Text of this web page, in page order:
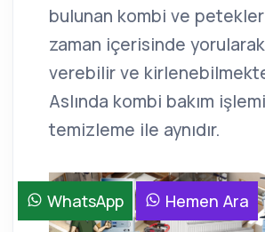
bulunan kombi ve
zaman içerisinde yorularak
verebilir ve
Aslında kombi bakım
temizleme ile aynıdır.
WhatsApp Hemen Ara